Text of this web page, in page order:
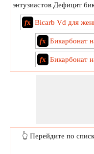
энтузиастов Дефицит
fx Bicarb Vd для
fx Бикарбонат
fx Бикарбонат
👆 Перейдите по